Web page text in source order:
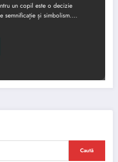
un copil este o decizie
semnificație și simbolism.…
Caută